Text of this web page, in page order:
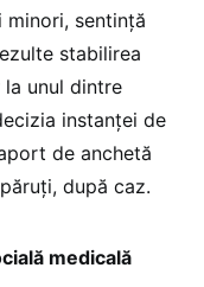
sentință
stabilirea
unul dintre
instanței de
de anchetă
după caz.
medicală